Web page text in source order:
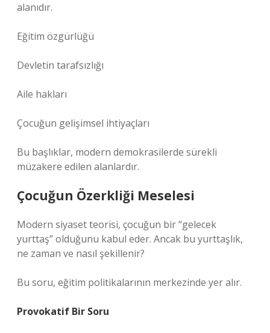
alanıdır.
Eğitim özgürlüğü
Devletin tarafsızlığı
Aile hakları
Çocuğun gelişimsel ihtiyaçları
Bu başlıklar, modern demokrasilerde sürekli
müzakere edilen alanlardır.
Çocuğun Özerkliği Meselesi
Modern siyaset teorisi, çocuğun bir “gelecek
yurttaş” olduğunu kabul eder. Ancak bu yurttaşlık,
ne zaman ve nasıl şekillenir?
Bu soru, eğitim politikalarının merkezinde yer alır.
Provokatif Bir Soru